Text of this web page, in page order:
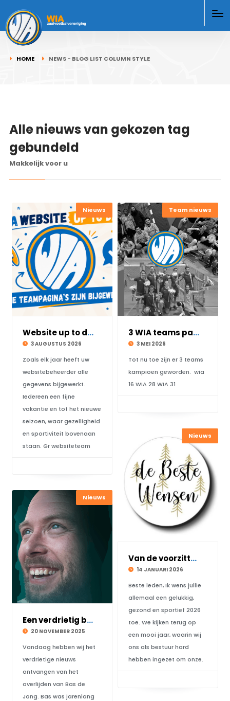
HOME NEWS - BLOG LIST COLUMN STYLE
Alle nieuws van gekozen tag
gebundeld
Makkelijk voor u
Nieuws
Website up to date
3 AUGUSTUS 2026
Zoals elk jaar heeft uw
websitebeheerder alle
gegevens bijgewerkt.
Iedereen een fijne
vakantie en tot het nieuwe
seizoen, waar gezelligheid
en sportiviteit bovenaan
staan. Gr websiteteam
Team nieuws
3 WIA teams pakken het kampioenschap
3 MEI 2026
Tot nu toe zijn er 3 teams
kampioen geworden. wia
16 WIA 28 WIA 31
Nieuws
Van de voorzitter voor het nieuwe jaar
14 JANUARI 2026
Beste leden, Ik wens jullie
allemaal een gelukkig,
gezond en sportief 2026
toe. We kijken terug op
een mooi jaar, waarin wij
ons als bestuur hard
hebben ingezet om onze.
Nieuws
Een verdrietig bericht
20 NOVEMBER 2025
Vandaag hebben wij het
verdrietige nieuws
ontvangen van het
overlijden van Bas de
Jong. Bas was jarenlang